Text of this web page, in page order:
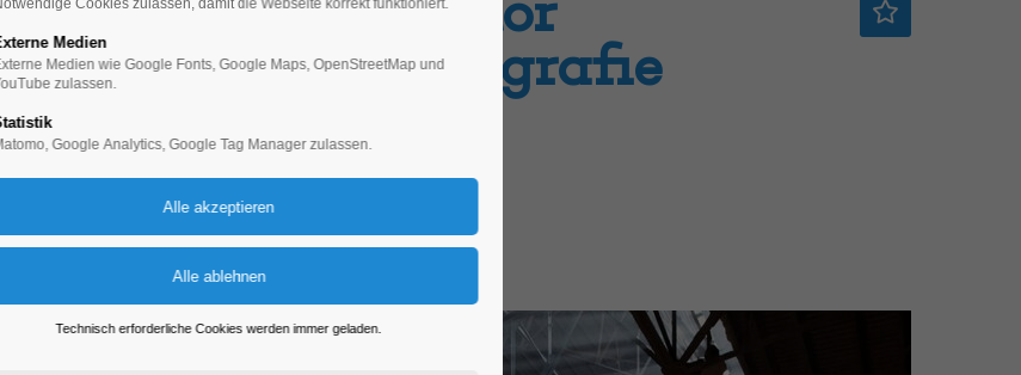
09:00–16:00
frei
Cookies zulassen, damit die Webseite korrekt funktioniert.
Medien
Medien wie Google Fonts, Google Maps, OpenStreetMap und
zulassen.
Google Analytics, Google Tag Manager zulassen.
Technisch erforderliche Cookies werden immer geladen.